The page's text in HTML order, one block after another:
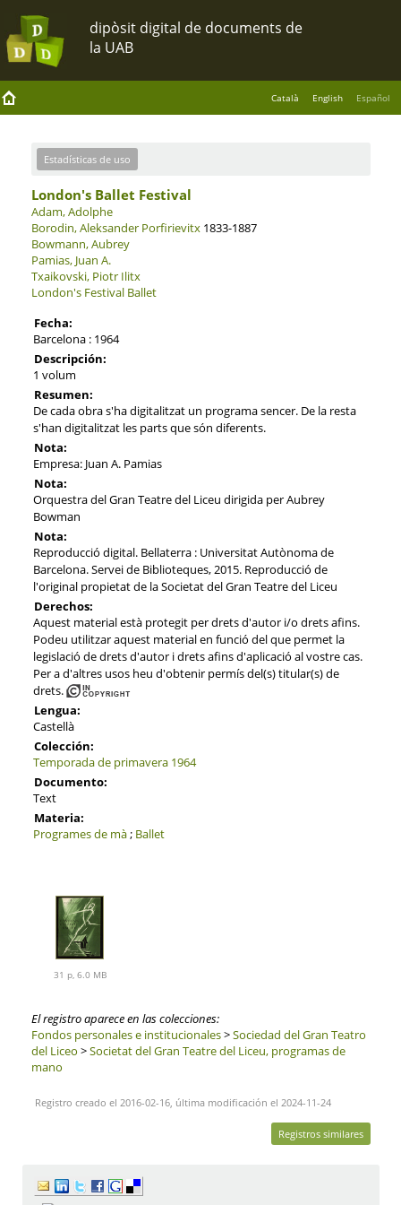
Català English Español
Estadísticas de uso
London's Ballet Festival
Adam, Adolphe
Borodin, Aleksander Porfirievitx1833-1887
Bowmann, Aubrey
Pamias, Juan A.
Txaikovski, Piotr Ilitx
London's Festival Ballet
Fecha:
Barcelona : 1964
Descripción:
1 volum
Resumen:
De cada obra s'ha digitalitzat un programa sencer. De la resta
s'han digitalitzat les parts que són diferents.
Nota:
Empresa: Juan A. Pamias
Nota:
Orquestra del Gran Teatre del Liceu dirigida per Aubrey
Bowman
Nota:
Reproducció digital. Bellaterra : Universitat Autònoma de
Barcelona. Servei de Biblioteques, 2015. Reproducció de
l'original propietat de la Societat del Gran Teatre del Liceu
Derechos:
Aquest material està protegit per drets d'autor i/o drets afins.
Podeu utilitzar aquest material en funció del que permet la
legislació de drets d'autor i drets afins d'aplicació al vostre cas.
Per a d'altres usos heu d'obtenir permís del(s) titular(s) de
drets.
Lengua:
Castellà
Colección:
Temporada de primavera 1964
Documento:
Text
Materia:
Programes de mà; Ballet
31 p, 6.0 MB
El registro aparece en las colecciones:
Fondos personales e institucionales>Sociedad del Gran Teatro
del Liceo >Societat del Gran Teatre del Liceu, programas de
mano
Registro creado el 2016-02-16, última modificación el 2024-11-24
Registros similares